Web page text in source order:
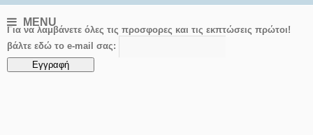
MENU
Για να λαμβάνετε όλες τις προσφορες και τις εκπτώσεις πρώτοι!
βάλτε εδώ το e-mail σας: